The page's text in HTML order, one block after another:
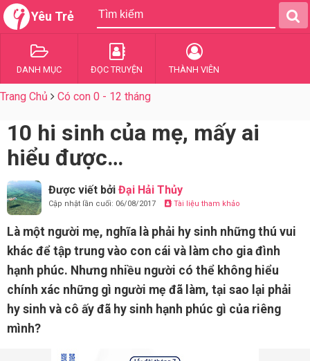
Yêu Trẻ
DANH MỤC ĐỌC TRUYỆN THÀNH VIÊN
Trang Chủ Có con 0 - 12 tháng
10 hi sinh của mẹ, mấy ai
hiểu được…
Được viết bởi Đại Hải Thủy
Cập nhật lần cuối: 06/08/2017 Tài liệu tham khảo
Là một người mẹ, nghĩa là phải hy sinh những thú vui
khác để tập trung vào con cái và làm cho gia đình
hạnh phúc. Nhưng nhiều người có thể không hiểu
chính xác những gì người mẹ đã làm, tại sao lại phải
hy sinh và cô ấy đã hy sinh hạnh phúc gì của riêng
mình?